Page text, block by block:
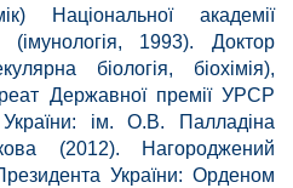
Національної академії
1993). Доктор
біологія, біохімія),
Державної премії УРСР
ім. О.В. Палладіна
(2012). Нагороджений
України: Орденом